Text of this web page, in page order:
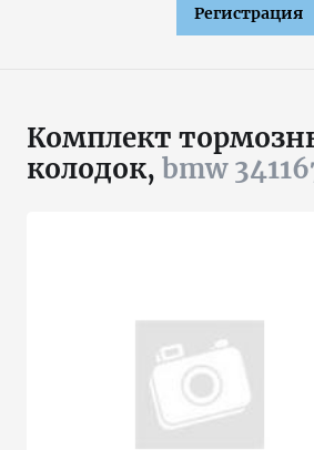
Регистрация
Комплект
колодок, bmw